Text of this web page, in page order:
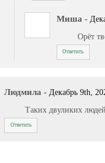
Миша -
Орёт
Ответить
Людмила - Декабрь 9th,
Таких двуликих
Ответить